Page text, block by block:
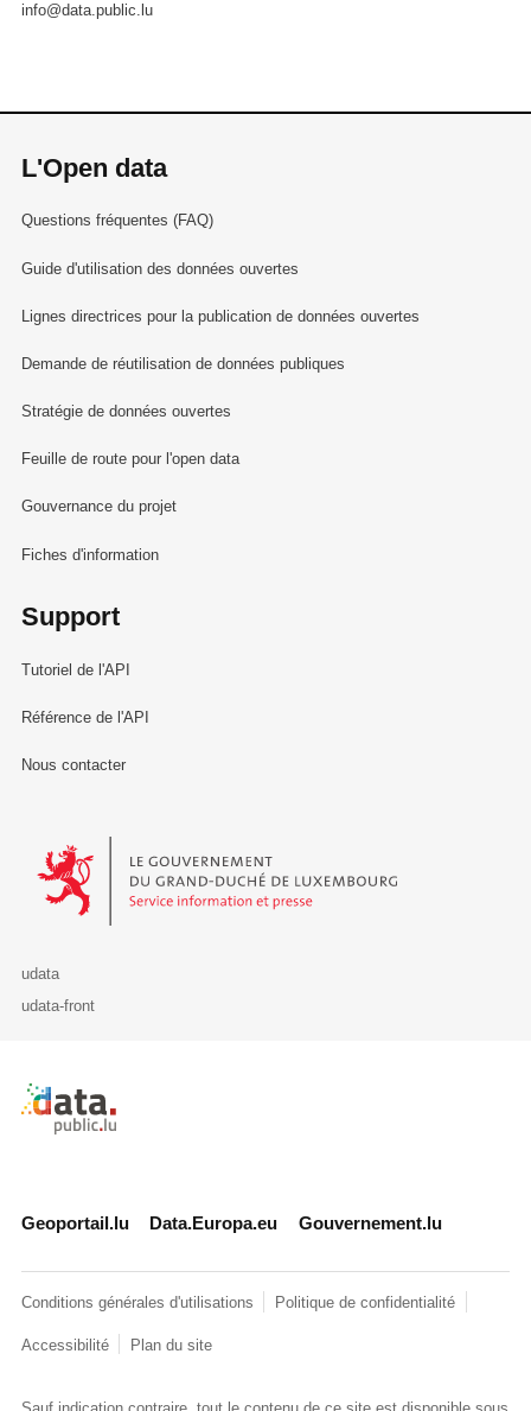
info@data.public.lu
L'Open data
Questions fréquentes (FAQ)
Guide d'utilisation des données ouvertes
Lignes directrices pour la publication de données ouvertes
Demande de réutilisation de données publiques
Stratégie de données ouvertes
Feuille de route pour l'open data
Gouvernance du projet
Fiches d'information
Support
Tutoriel de l'API
Référence de l'API
Nous contacter
Le Gouvernement du Grand-Duché de Luxembourg - Service
udata
udata-front
Retour à l'accueil de data.public.lu
Geoportail.lu Data.Europa.eu Gouvernement.lu
Conditions générales d'utilisations Politique de confidentialité
Accessibilité Plan du site